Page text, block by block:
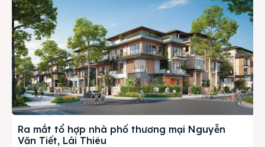
Ra mắt tổ hợp nhà phố thương mại Nguyễn
Văn Tiết, Lái Thiêu